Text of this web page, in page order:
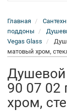
Главная
поддоны
Vegas Glass
матовый хром,
Душевой
90 07 02
хром,